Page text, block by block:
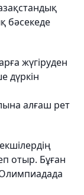
бәсекеде
жүгіруден
дүркін
алғаш рет
отыр. Бұған